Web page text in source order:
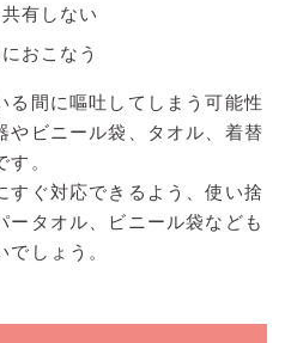
有しない
おこなう
る間に嘔吐してしまう可能性
やビニール袋、タオル、着替
。
すぐ対応できるよう、使い捨
ータオル、ビニール袋なども
しょう。